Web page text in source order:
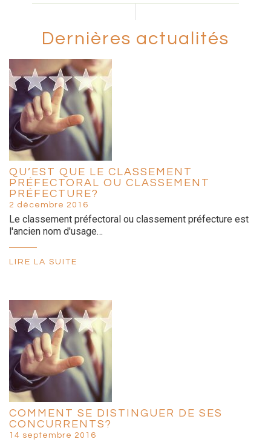
Dernières actualités
QU’EST QUE LE CLASSEMENT
PRÉFECTORAL OU CLASSEMENT
PRÉFECTURE?
2 décembre 2016
Le classement préfectoral ou classement préfecture est
l'ancien nom d'usage…
LIRE LA SUITE
COMMENT SE DISTINGUER DE SES
CONCURRENTS?
14 septembre 2016